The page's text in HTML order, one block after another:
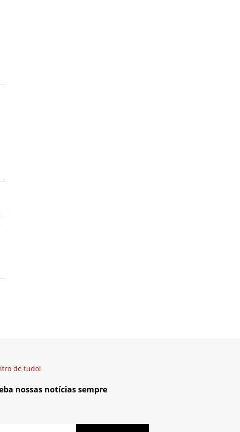
de tudo!
nossas notícias sempre